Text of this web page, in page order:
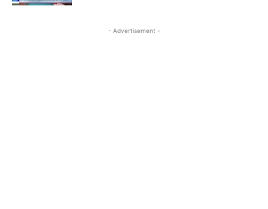
- Advertisement -